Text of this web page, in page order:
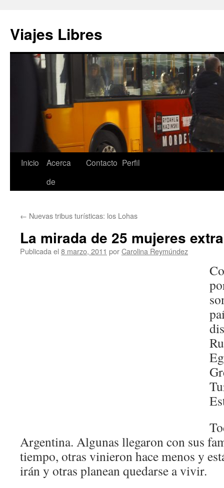
contenido
Viajes Libres
Inicio
Acerca
de
Contacto Perfil
← Nuevas tribus turísticas: los Lohas
La mirada de 25 mujeres
Publicada el 8 marzo, 2011 porCarolina Reymúndez
Argentina. Algunas llegaron con sus
tiempo, otras vinieron hace menos y
irán y otras planean quedarse a vivir.